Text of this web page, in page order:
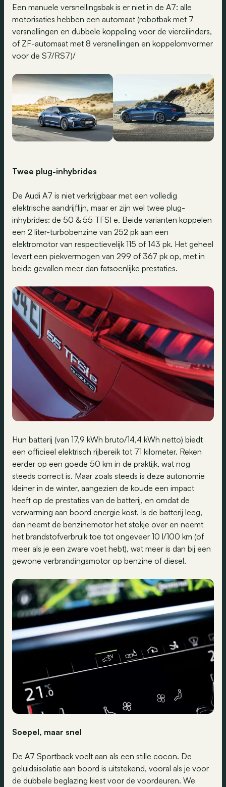
Een manuele versnellingsbak is er niet in de A7: alle
motorisaties hebben een automaat (robotbak met 7
versnellingen en dubbele koppeling voor de viercilinders,
of ZF-automaat met 8 versnellingen en koppelomvormer
voor de S7/RS7)/
Twee plug-inhybrides
De Audi A7 is niet verkrijgbaar met een volledig
elektrische aandrijflijn, maar er zijn wel twee plug-
inhybrides: de 50 & 55 TFSI e. Beide varianten koppelen
een 2 liter-turbobenzine van 252 pk aan een
elektromotor van respectievelijk 115 of 143 pk. Het geheel
levert een piekvermogen van 299 of 367 pk op, met in
beide gevallen meer dan fatsoenlijke prestaties.
Hun batterij (van 17,9 kWh bruto/14,4 kWh netto) biedt
een officieel elektrisch rijbereik tot 71 kilometer. Reken
eerder op een goede 50 km in de praktijk, wat nog
steeds correct is. Maar zoals steeds is deze autonomie
kleiner in de winter, aangezien de koude een impact
heeft op de prestaties van de batterij, en omdat de
verwarming aan boord energie kost. Is de batterij leeg,
dan neemt de benzinemotor het stokje over en neemt
het brandstofverbruik toe tot ongeveer 10 l/100 km (of
meer als je een zware voet hebt), wat meer is dan bij een
gewone verbrandingsmotor op benzine of diesel.
Soepel, maar snel
De A7 Sportback voelt aan als een stille cocon. De
geluidsisolatie aan boord is uitstekend, vooral als je voor
de dubbele beglazing kiest voor de voordeuren. We